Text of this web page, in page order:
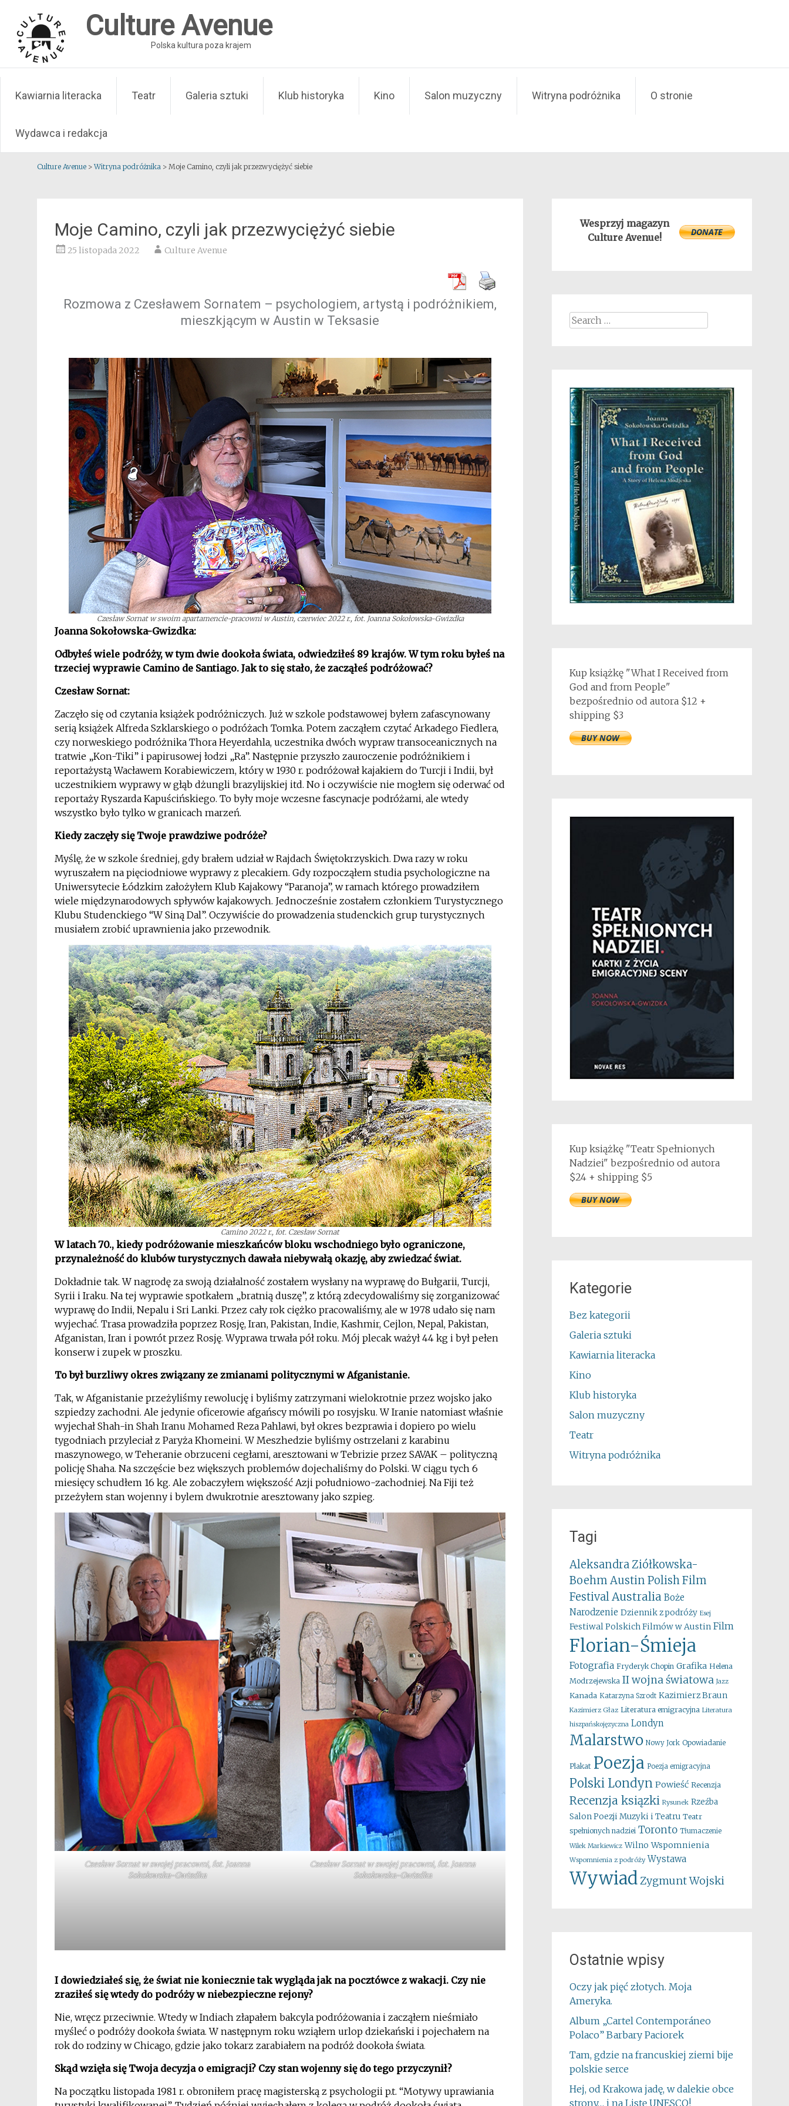
content
Culture Avenue
Polska kultura poza krajem
Kawiarnia literacka Teatr Galeria sztuki Klub historyka Kino Salon muzyczny Witryna podróżnika O stronie
Wydawca i redakcja
Culture Avenue >Witryna podróżnika > Moje Camino, czyli jak przezwyciężyć siebie
Moje Camino, czyli jak przezwyciężyć siebie
25 listopada 2022 Culture Avenue
Rozmowa z Czesławem Sornatem – psychologiem, artystą i podróżnikiem,
mieszkjącym w Austin w Teksasie
Czesław Sornat w swoim apartamencie-pracowni w Austin, czerwiec 2022 r., fot. Joanna Sokołowska-Gwizdka
Joanna Sokołowska-Gwizdka:
Odbyłeś wiele podróży, w tym dwie dookoła świata, odwiedziłeś 89 krajów. W tym roku byłeś na
trzeciej wyprawie Camino de Santiago. Jak to się stało, że zacząłeś podróżować?
Czesław Sornat:
Zaczęło się od czytania książek podróżniczych. Już w szkole podstawowej byłem zafascynowany
serią książek Alfreda Szklarskiego o podróżach Tomka. Potem zacząłem czytać Arkadego Fiedlera,
czy norweskiego podróżnika Thora Heyerdahla, uczestnika dwóch wypraw transoceanicznych na
tratwie „Kon-Tiki” i papirusowej łodzi „Ra”. Następnie przyszło zauroczenie podróżnikiem i
reportażystą Wacławem Korabiewiczem, który w 1930 r. podróżował kajakiem do Turcji i Indii, był
uczestnikiem wyprawy w głąb dżungli brazylijskiej itd. No i oczywiście nie mogłem się oderwać od
reportaży Ryszarda Kapuścińskiego. To były moje wczesne fascynacje podróżami, ale wtedy
wszystko było tylko w granicach marzeń.
Kiedy zaczęły się Twoje prawdziwe podróże?
Myślę, że w szkole średniej, gdy brałem udział w Rajdach Świętokrzyskich. Dwa razy w roku
wyruszałem na pięciodniowe wyprawy z plecakiem. Gdy rozpocząłem studia psychologiczne na
Uniwersytecie Łódzkim założyłem Klub Kajakowy “Paranoja”, w ramach którego prowadziłem
wiele międzynarodowych spływów kajakowych. Jednocześnie zostałem członkiem Turystycznego
Klubu Studenckiego “W Siną Dal”. Oczywiście do prowadzenia studenckich grup turystycznych
musiałem zrobić uprawnienia jako przewodnik.
Camino 2022 r., fot. Czesław Sornat
W latach 70., kiedy podróżowanie mieszkańców bloku wschodniego było ograniczone,
przynależność do klubów turystycznych dawała niebywałą okazję, aby zwiedzać świat.
Dokładnie tak. W nagrodę za swoją działalność zostałem wysłany na wyprawę do Bułgarii, Turcji,
Syrii i Iraku. Na tej wyprawie spotkałem „bratnią duszę”, z którą zdecydowaliśmy się zorganizować
wyprawę do Indii, Nepalu i Sri Lanki. Przez cały rok ciężko pracowaliśmy, ale w 1978 udało się nam
wyjechać. Trasa prowadziła poprzez Rosję, Iran, Pakistan, Indie, Kashmir, Cejlon, Nepal, Pakistan,
Afganistan, Iran i powrót przez Rosję. Wyprawa trwała pół roku. Mój plecak ważył 44 kg i był pełen
konserw i zupek w proszku.
To był burzliwy okres związany ze zmianami politycznymi w Afganistanie.
Tak, w Afganistanie przeżyliśmy rewolucję i byliśmy zatrzymani wielokrotnie przez wojsko jako
szpiedzy zachodni. Ale jedynie oficerowie afgańscy mówili po rosyjsku. W Iranie natomiast właśnie
wyjechał Shah-in Shah Iranu Mohamed Reza Pahlawi, był okres bezprawia i dopiero po wielu
tygodniach przyleciał z Paryża Khomeini. W Meszhedzie byliśmy ostrzelani z karabinu
maszynowego, w Teheranie obrzuceni cegłami, aresztowani w Tebrizie przez SAVAK – polityczną
policję Shaha. Na szczęście bez większych problemów dojechaliśmy do Polski. W ciągu tych 6
miesięcy schudłem 16 kg. Ale zobaczyłem większość Azji południowo-zachodniej. Na Fiji też
przeżyłem stan wojenny i bylem dwukrotnie aresztowany jako szpieg.
Czesław Sornat w swojej pracowni, fot. Joanna
Sokołowska-Gwizdka
Czesław Sornat w swojej pracowni, fot. Joanna
Sokołowska-Gwizdka
I dowiedziałeś się, że świat nie koniecznie tak wygląda jak na pocztówce z wakacji. Czy nie
zraziłeś się wtedy do podróży w niebezpieczne rejony?
Nie, wręcz przeciwnie. Wtedy w Indiach złapałem bakcyla podróżowania i zacząłem nieśmiało
myśleć o podróży dookoła świata. W następnym roku wziąłem urlop dziekański i pojechałem na
rok do rodziny w Chicago, gdzie jako tokarz zarabiałem na podróż dookoła świata.
Skąd wzięła się Twoja decyzja o emigracji? Czy stan wojenny się do tego przyczynił?
Na początku listopada 1981 r. obroniłem pracę magisterską z psychologii p.t. “Motywy uprawiania
Wesprzyj magazyn
Culture Avenue!
Search
Kup książkę "What I Received from
God and from People"
bezpośrednio od autora $12 +
shipping $3
Kup książkę "Teatr Spełnionych
Nadziei" bezpośrednio od autora
$24 + shipping $5
Kategorie
Bez kategorii
Galeria sztuki
Kawiarnia literacka
Kino
Klub historyka
Salon muzyczny
Teatr
Witryna podróżnika
Tagi
Aleksandra Ziółkowska-
Boehm Austin Polish Film
FestivalAustralia Boże
Narodzenie Dziennik z podróży Esej
Festiwal Polskich Filmów w Austin Film
Florian-Śmieja
Fotografia Fryderyk Chopin Grafika Helena
Modrzejewska II wojna światowa Jazz
Kanada Katarzyna Szrodt Kazimierz Braun
Kazimierz Głaz Literatura emigracyjna Literatura
hiszpańskojęzyczna Londyn
Malarstwo Nowy Jork Opowiadanie
Plakat Poezja Poezja emigracyjna
Polski Londyn Powieść Recenzja
Recenzja ksiązki Rysunek Rzeźba
Salon Poezji Muzyki i Teatru Teatr
spełnionych nadziei Toronto Tłumaczenie
Wilek Markiewicz Wilno Wspomnienia
Wspomnienia z podróży Wystawa
WywiadZygmunt Wojski
Ostatnie wpisy
Oczy jak pięć złotych. Moja
Ameryka.
Album „Cartel Contemporáneo
Polaco” Barbary Paciorek
Tam, gdzie na francuskiej ziemi bije
polskie serce
Hej, od Krakowa jadę, w dalekie obce
strony… i na Listę UNESCO!